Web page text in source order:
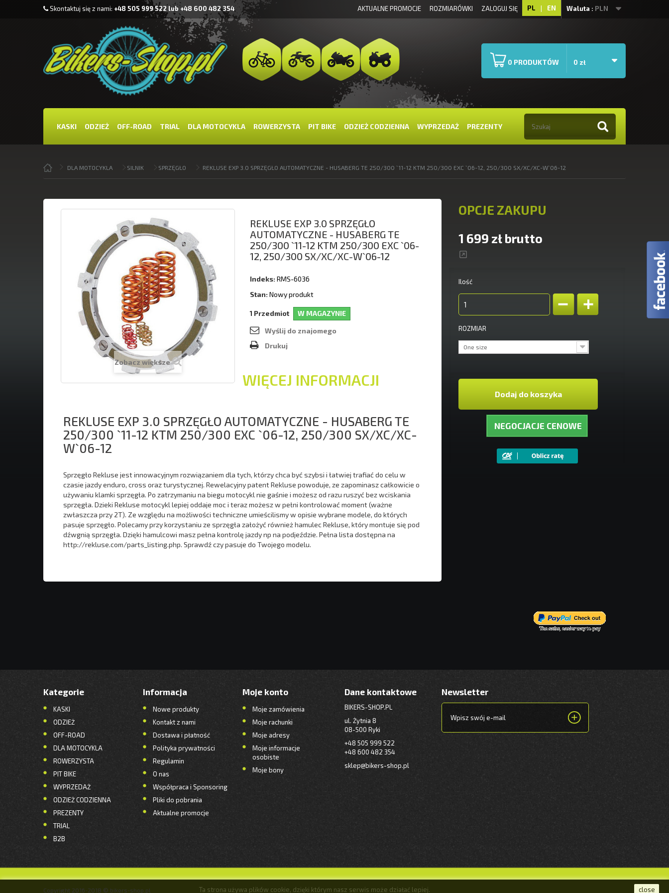
Waluta : PLN
PL | EN
ZALOGUJ SIĘ
ROZMIARÓWKI
AKTUALNE PROMOCJE
Skontaktuj się z nami: +48 505 999 522 lub +48 600 482 354
0 PRODUKTÓW 0 zł
KASKI ODZIEŻ OFF-ROAD TRIAL DLA MOTOCYKLA ROWERZYSTA PIT BIKE ODZIEŻ CODZIENNA WYPRZEDAŻ PREZENTY
DLA MOTOCYKLA SILNIK SPRZĘGŁO REKLUSE EXP 3.0 SPRZĘGŁO AUTOMATYCZNE - HUSABERG TE 250/300 `11-12 KTM 250/300 EXC `06-12, 250/300 SX/XC/XC-W`06-12
Zobacz większe
REKLUSE EXP 3.0 SPRZĘGŁO
AUTOMATYCZNE - HUSABERG TE
250/300 `11-12 KTM 250/300 EXC `06-
12, 250/300 SX/XC/XC-W`06-12
Indeks: RMS-6036
Stan: Nowy produkt
1 Przedmiot W MAGAZYNIE
Wyślij do znajomego
Drukuj
WIĘCEJ INFORMACJI
REKLUSE EXP 3.0 SPRZĘGŁO AUTOMATYCZNE - HUSABERG TE
250/300 `11-12 KTM 250/300 EXC `06-12, 250/300 SX/XC/XC-
W`06-12
Sprzęgło Rekluse jest innowacyjnym rozwiązaniem dla tych, którzy chca być szybsi i łatwiej trafiać do celu w
czasie jazdy enduro, cross oraz turystycznej. Rewelacyjny patent Rekluse powoduje, ze zapominasz całkowicie o
używaniu klamki sprzęgła. Po zatrzymaniu na biegu motocykl nie gaśnie i możesz od razu ruszyć bez wciskania
sprzęgła. Dzieki Rekluse motocykl lepiej oddaje moc i teraz możesz w pełni kontrolować moment (ważne
zwłaszcza przy 2T). Ze względu na możliwości techniczne umieścilismy w opisie wybrane modele, do których
pasuje sprzęgło. Polecamy przy korzystaniu ze sprzęgła założyć również hamulec Rekluse, który montuje się pod
dźwgnią sprzęgła. Dzięki hamulcowi masz pełna kontrolę jazdy np na podjeździe. Pełna lista dostępna na
http://rekluse.com/parts_listing.php. Sprawdź czy pasuje do Twojego modelu.
OPCJE ZAKUPU
1 699 zł brutto
Ilość
ROZMIAR
One size
Dodaj do koszyka
NEGOCJACJE CENOWE
Kategorie
KASKI
ODZIEŻ
OFF-ROAD
DLA MOTOCYKLA
ROWERZYSTA
PIT BIKE
WYPRZEDAŻ
ODZIEŻ CODZIENNA
PREZENTY
TRIAL
B2B
Informacja
Nowe produkty
Kontakt z nami
Dostawa i płatność
Polityka prywatności
Regulamin
O nas
Współpraca i Sponsoring
Pliki do pobrania
Aktualne promocje
Copyright 2016-2018 © bikers-shop.pl
Moje konto
Moje zamówienia
Moje rachunki
Moje adresy
Moje informacje
osobiste
Moje bony
Dane kontaktowe
BIKERS-SHOP.PL
ul. Żytnia 8
08-500 Ryki
+48 505 999 522
+48 600 482 354
sklep@bikers-shop.pl
Newsletter
Ta strona używa plików cookie, dzięki którym nasz serwis może działać lepiej. close